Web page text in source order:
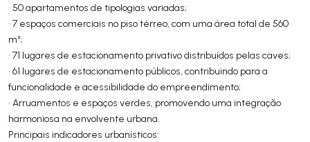
• 50 apartamentos de tipologias variadas;
• 7 espaços comerciais no piso térreo, com uma área total de 560
m²;
• 71 lugares de estacionamento privativo distribuídos pelas caves;
• 61 lugares de estacionamento públicos, contribuindo para a
funcionalidade e acessibilidade do empreendimento;
• Arruamentos e espaços verdes, promovendo uma integração
harmoniosa na envolvente urbana.
Principais indicadores urbanísticos: